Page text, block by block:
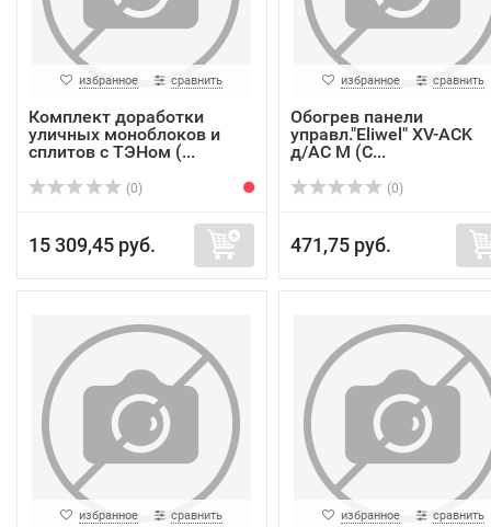
избранное сравнить
Комплект доработки
уличных моноблоков и
сплитов с ТЭНом (...
(0)
15 309,45 руб.
избранное сравнить
Обогрев панели
управл."Eliwel" XV-ACK
д/AC M (C...
(0)
471,75 руб.
избранное сравнить избранное сравнить